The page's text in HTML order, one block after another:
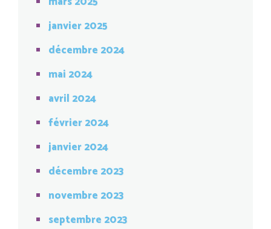
janvier 2025
décembre 2024
mai 2024
avril 2024
février 2024
janvier 2024
décembre 2023
novembre 2023
septembre 2023